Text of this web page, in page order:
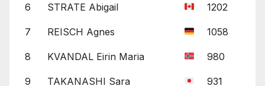
6 STRATE Abigail 1202
7 REISCH Agnes 1058
8 KVANDAL Eirin Maria 980
9 TAKANASHI Sara 931